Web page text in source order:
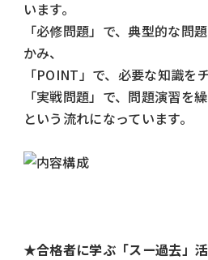
います。
「必修問題」で、典型的な問
かみ、
「POINT」で、必要な知識を
「実戦問題」で、問題演習を
という流れになっています。
★合格者に学ぶ「スー過去」